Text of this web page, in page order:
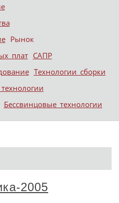
Рынок
плат САПР
Технологии сборки
Бессвинцовые технологии
2005